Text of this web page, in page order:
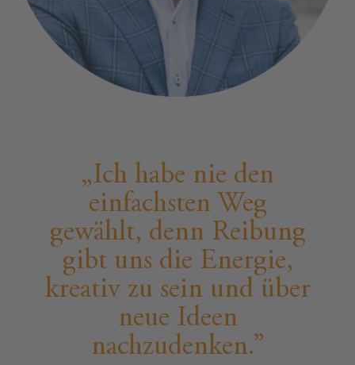
Ich habe nie den
einfachsten Weg
gewählt, denn Reibung
gibt uns die Energie,
kreativ zu sein und über
neue Ideen
nachzudenken.